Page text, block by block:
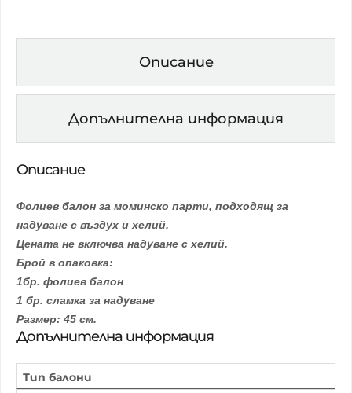
Описание
Допълнителна информация
Описание
Фолиев балон за моминско парти, подходящ за
надуване с въздух и хелий.
Цената не включва надуване с хелий.
Брой в опаковка:
1бр. фолиев балон
1 бр. сламка за надуване
Размер: 45 см.
Допълнителна информация
Тип балони